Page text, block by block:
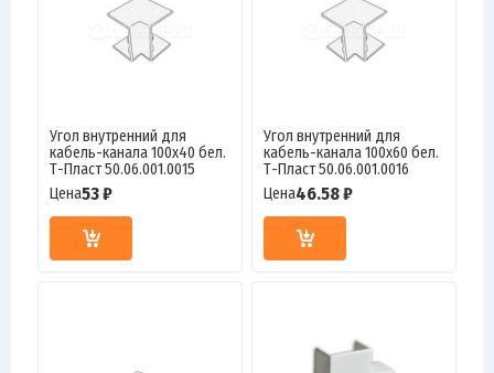
Угол внутренний для
кабель-канала 100х40 бел.
Т-Пласт 50.06.001.0015
Цена53 ₽
Угол внутренний для
кабель-канала 100х60 бел.
Т-Пласт 50.06.001.0016
Цена46.58 ₽